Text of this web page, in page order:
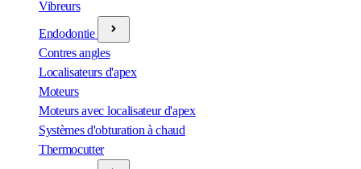
Vibreurs
Endodontie
Contres angles
Localisateurs d'apex
Moteurs
Moteurs avec localisateur d'apex
Systèmes d'obturation à chaud
Thermocutter